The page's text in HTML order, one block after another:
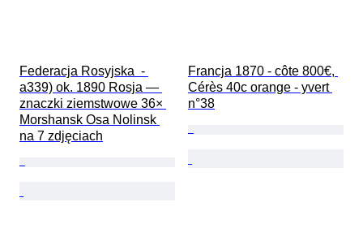
Federacja Rosyjska  -
a339) ok. 1890 Rosja —
znaczki ziemstwowe 36×
Morshansk Osa Nolinsk
na 7 zdjęciach
Francja 1870 - côte 800€,
Cérès 40c orange - yvert
n°38